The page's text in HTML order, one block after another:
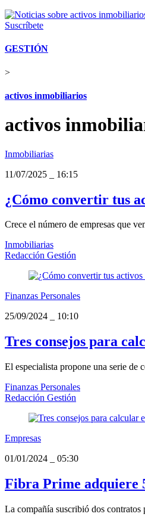
Suscríbete
GESTIÓN
>
activos inmobiliarios
activos
Inmobiliarias
11/07/2025
16:15
¿Cómo convertir tus
Crece el número de empresas que
Inmobiliarias
Redacción Gestión
Finanzas Personales
25/09/2024
10:10
Tres consejos para
El especialista propone una serie de
Finanzas Personales
Redacción Gestión
Empresas
01/01/2024
05:30
Fibra Prime adquiere
La compañía suscribió dos